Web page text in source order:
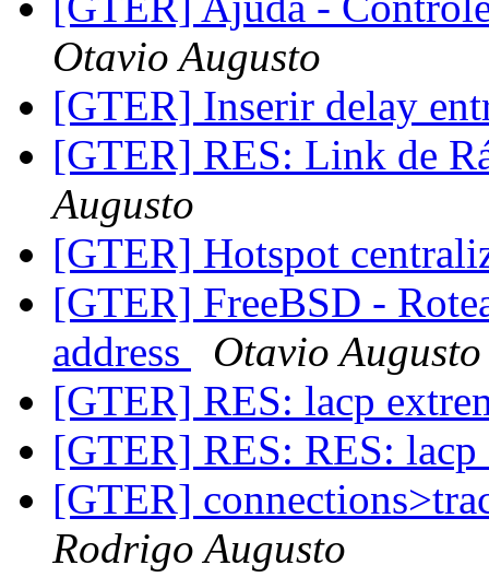
Otavio Augusto
[GTER] Inserir delay
[GTER] RES: Link de
Augusto
[GTER] Hotspot
[GTER] FreeBSD -
address
Otavio Augusto
[GTER] RES: lacp
[GTER] RES: RES:
[GTER]
Rodrigo Augusto